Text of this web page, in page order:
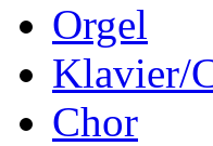
Orgel
Klavier/
Chor